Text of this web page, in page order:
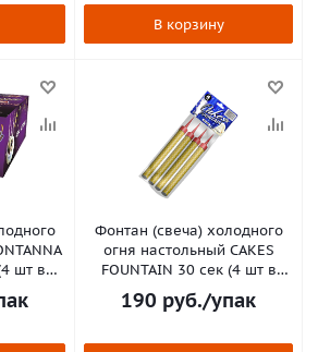
В корзину
шт в
Фонтан (свеча) холодного
огня настольный CAKES
FOUNTAIN 30 сек (4 шт в
упак) 10 см
190 руб./упак